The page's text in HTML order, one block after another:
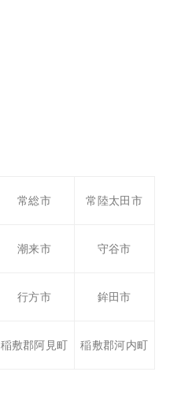
常総市 常陸太田市
潮来市 守谷市
行方市 鉾田市
稲敷郡阿見町 稲敷郡河内町